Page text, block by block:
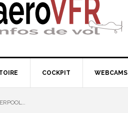
COCKPIT WEBCAMS